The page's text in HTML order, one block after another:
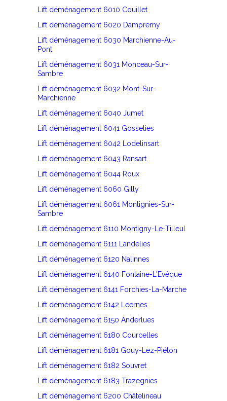
Lift déménagement 6010 Couillet
Lift déménagement 6020 Dampremy
Lift déménagement 6030 Marchienne-Au-
Pont
Lift déménagement 6031 Monceau-Sur-
Sambre
Lift déménagement 6032 Mont-Sur-
Marchienne
Lift déménagement 6040 Jumet
Lift déménagement 6041 Gosselies
Lift déménagement 6042 Lodelinsart
Lift déménagement 6043 Ransart
Lift déménagement 6044 Roux
Lift déménagement 6060 Gilly
Lift déménagement 6061 Montignies-Sur-
Sambre
Lift déménagement 6110 Montigny-Le-Tilleul
Lift déménagement 6111 Landelies
Lift déménagement 6120 Nalinnes
Lift déménagement 6140 Fontaine-L'Evêque
Lift déménagement 6141 Forchies-La-Marche
Lift déménagement 6142 Leernes
Lift déménagement 6150 Anderlues
Lift déménagement 6180 Courcelles
Lift déménagement 6181 Gouy-Lez-Piéton
Lift déménagement 6182 Souvret
Lift déménagement 6183 Trazegnies
Lift déménagement 6200 Châtelineau